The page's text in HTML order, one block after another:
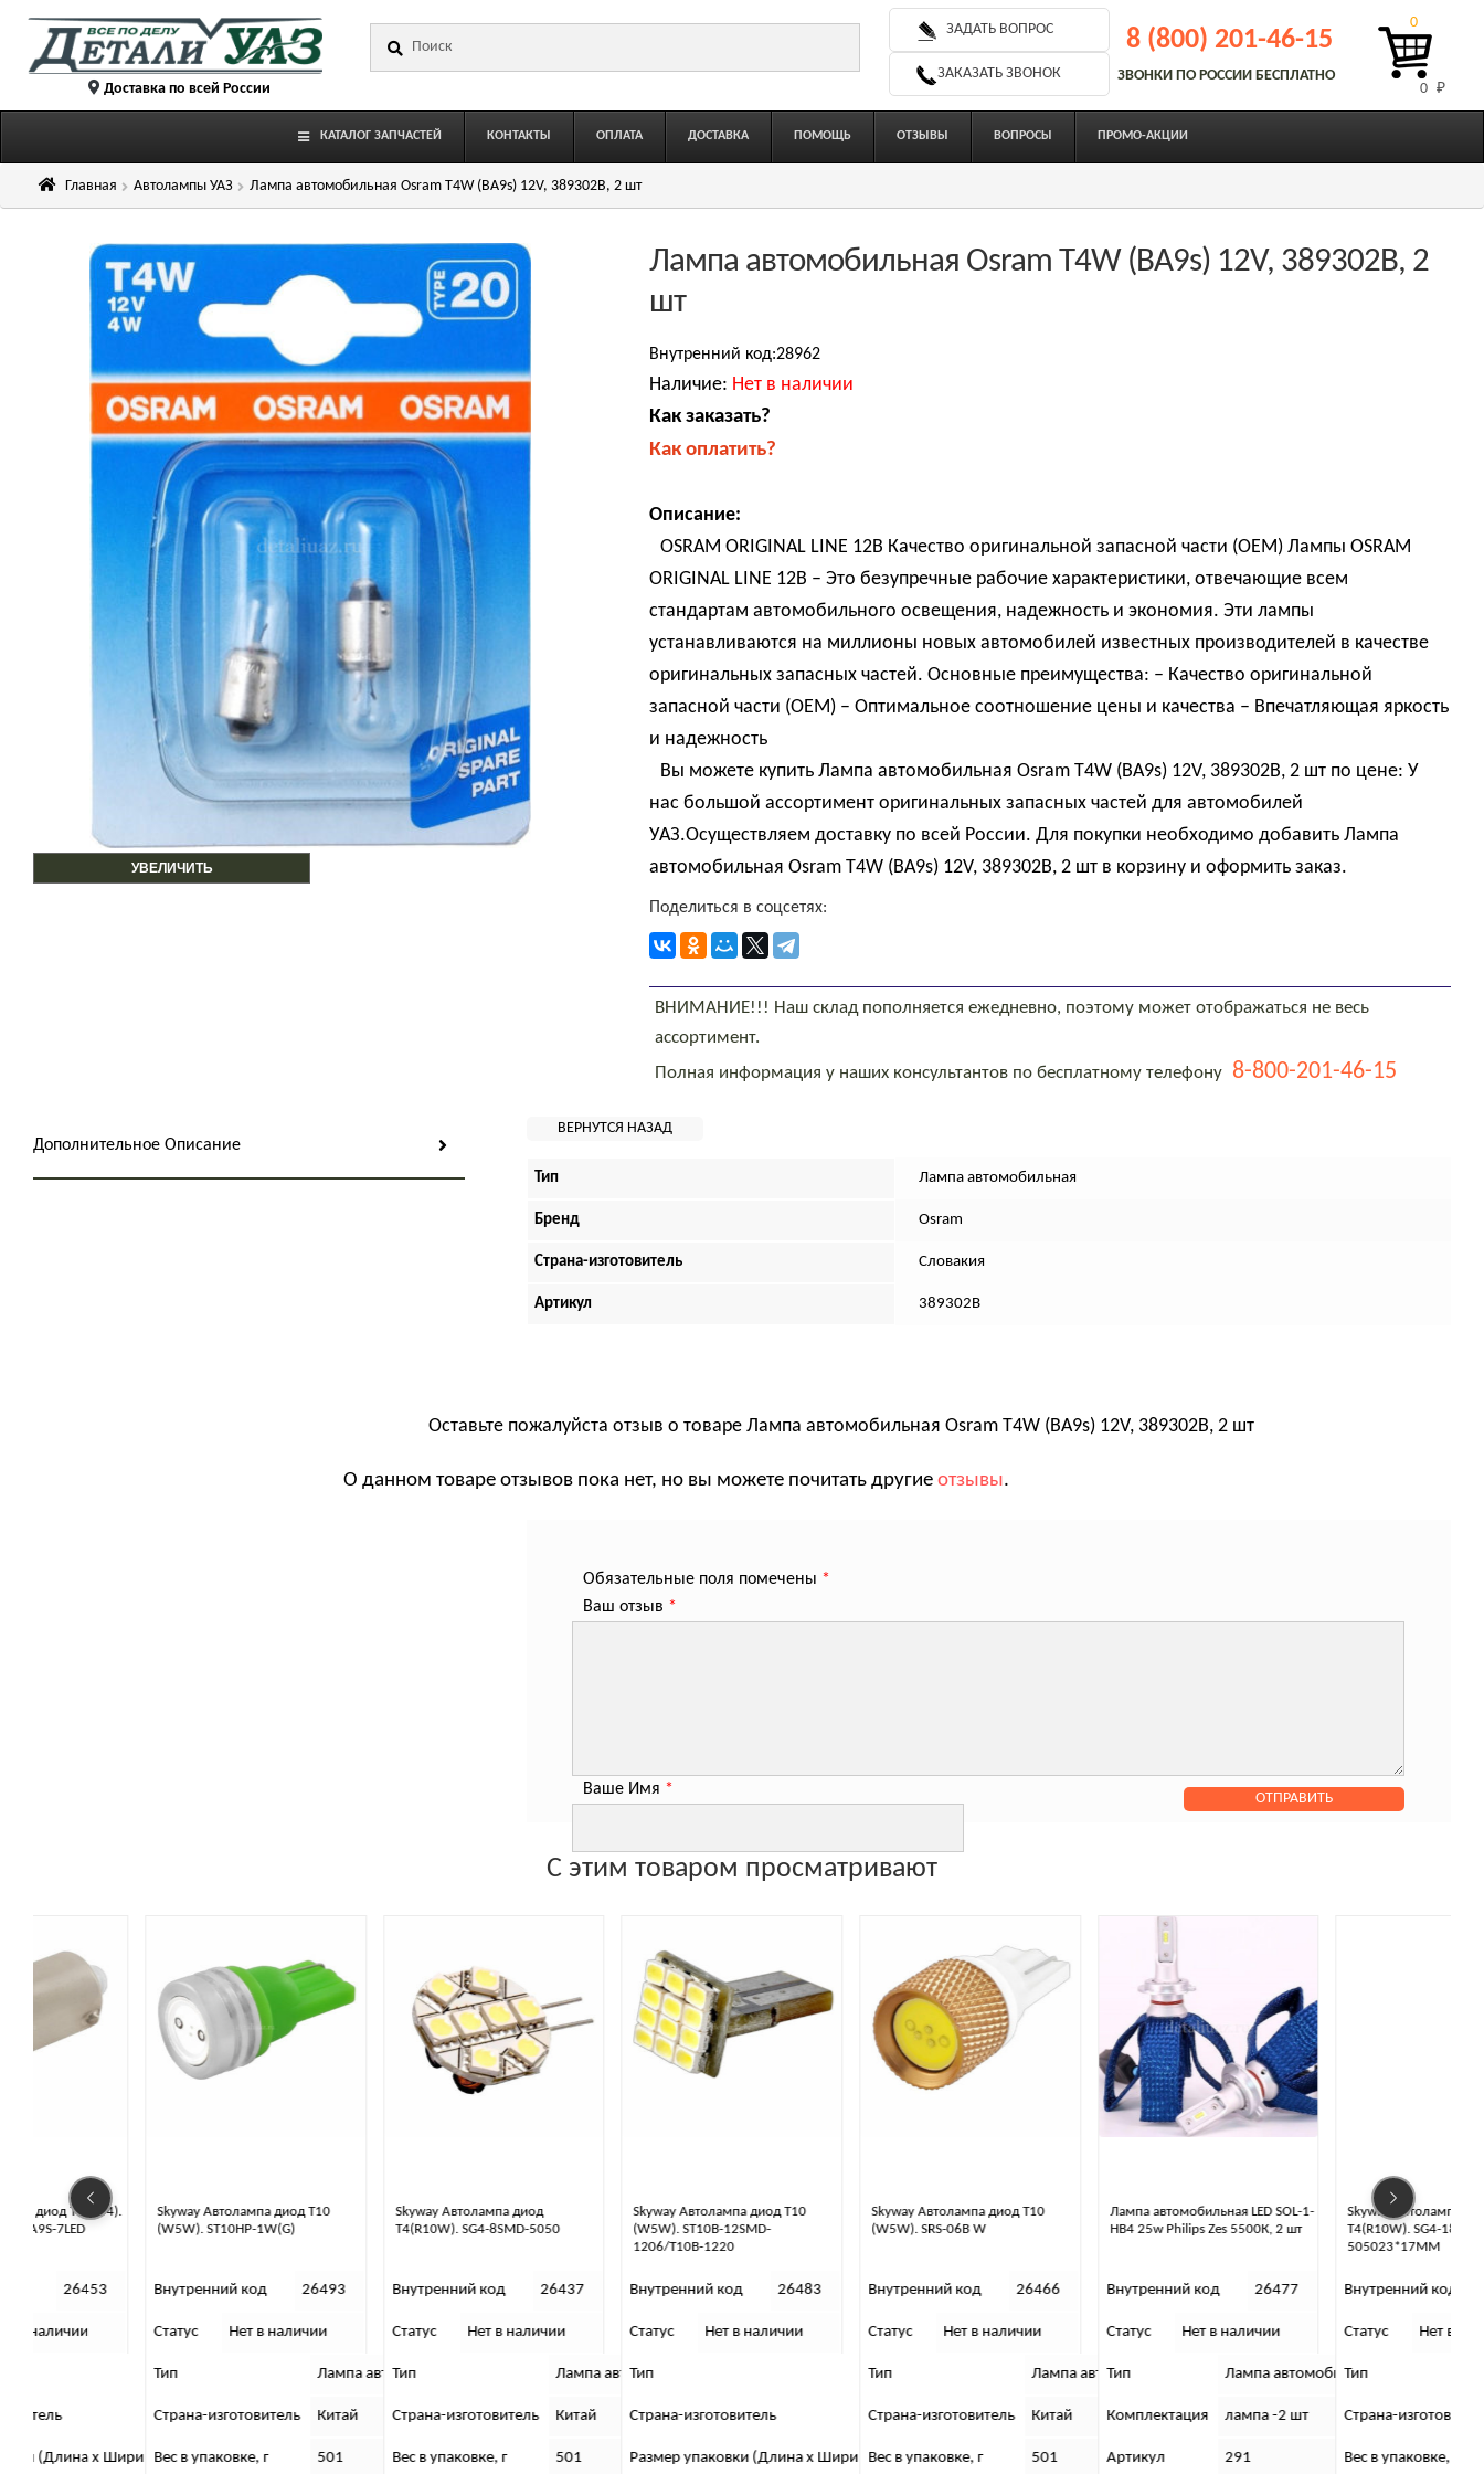
Перейти
Перейти
содержимому Доставка по всей России
ЗАДАТЬ ВОПРОС
ЗАКАЗАТЬ ЗВОНОК
8 (800) 201-46-15
ЗВОНКИ ПО РОССИИ БЕСПЛАТНО
0 ₽
0
КАТАЛОГ ЗАПЧАСТЕЙ КОНТАКТЫ ОПЛАТА ДОСТАВКА ПОМОЩЬ ОТЗЫВЫ ВОПРОСЫ ПРОМО-АКЦИИ
Главная Автолампы УАЗ Лампа автомобильная Osram T4W (BA9s) 12V, 389302B, 2 шт
УВЕЛИЧИТЬ
Лампа автомобильная Osram T4W (BA9s) 12V, 389302B, 2
шт
Внутренний код:28962
Наличие: Нет в наличии
Как заказать?
Как оплатить?
Описание:
OSRAM ORIGINAL LINE 12B Качество оригинальной запасной части (OEM) Лампы OSRAM
ORIGINAL LINE 12B – Это безупречные рабочие характеристики, отвечающие всем
стандартам автомобильного освещения, надежность и экономия. Эти лампы
устанавливаются на миллионы новых автомобилей известных производителей в качестве
оригинальных запасных частей. Основные преимущества: – Качество оригинальной
запасной части (OEM) – Оптимальное соотношение цены и качества – Впечатляющая яркость
и надежность
Вы можете купить Лампа автомобильная Osram T4W (BA9s) 12V, 389302B, 2 шт по цене: У
нас большой ассортимент оригинальных запасных частей для автомобилей
УАЗ.Осуществляем доставку по всей России. Для покупки необходимо добавить Лампа
автомобильная Osram T4W (BA9s) 12V, 389302B, 2 шт в корзину и оформить заказ.
Поделиться в соцсетях:
ВНИМАНИЕ!!! Наш склад пополняется ежедневно, поэтому может отображаться не весь
ассортимент.
Полная информация у наших консультантов по бесплатному телефону 8-800-201-46-15
Дополнительное Описание
Тип Лампа автомобильная
Бренд Osram
Страна-изготовитель Словакия
Артикул 389302B
Оставьте пожалуйста отзыв о товаре Лампа автомобильная Osram T4W (BA9s) 12V, 389302B, 2 шт
О данном товаре отзывов пока нет, но вы можете почитать другие отзывы.
Обязательные поля помечены *
Ваш отзыв *
Ваше Имя *
С этим товаром просматривают
Лампа автомобильная
Китай
х Высота), см 7 x 5 x 1
Skyway Автолампа диод T10
(W5W). ST10HP-1W(G)
Внутренний код 26493
Статус Нет в наличии
Лампа автомобильная
Страна-изготовитель Китай
Вес в упаковке, г 501
Skyway Автолампа диод
T4(R10W). SG4-8SMD-5050
Внутренний код 26437
Статус Нет в наличии
Лампа автомобильная
Страна-изготовитель Китай
Вес в упаковке, г 501
Skyway Автолампа диод T10
(W5W). ST10B-12SMD-
Внутренний код 26483
Статус Нет в наличии
Лампа автомобильная
Страна-изготовитель Китай
Размер упаковки (Длина х Ширина х Высота), см 7 x 5 x 1
Skyway Автолампа диод T10
(W5W). SRS-06B W
Внутренний код 26466
Статус Нет в наличии
Лампа автомобильная
Страна-изготовитель Китай
Вес в упаковке, г 501
Лампа автомобильная LED SOL-1-
HB4 25w Philips Zes 5500К, 2 шт
Внутренний код 26477
Статус Нет в наличии
Лампа автомобильная
Комплектация лампа -2 шт
Артикул 291
Skyway Автолампа диод
T4(R10W). SG4-18SMD-
Внутренний код 26499
Статус Нет в наличии
Тип
Страна-изготовитель Китай
Вес в упаковке, г 501